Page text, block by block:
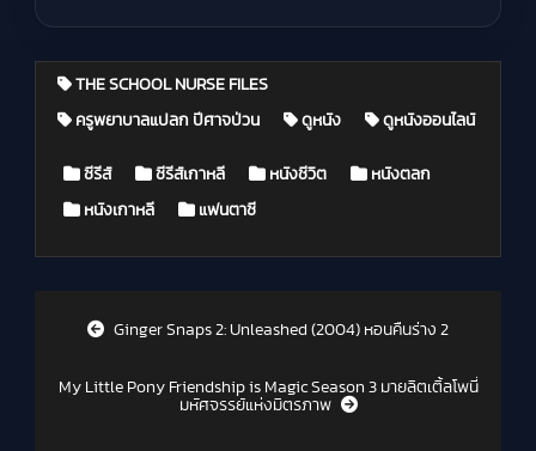
THE SCHOOL NURSE FILES
ครูพยาบาลแปลก ปีศาจป่วน ดูหนัง ดูหนังออนไลน์
Posted in
ซีรีส์ ซีรีส์เกาหลี หนังชีวิต หนังตลก
หนังเกาหลี แฟนตาซี
Post navigationGinger Snaps 2: Unleashed (2004) หอนคืนร่าง 2
My Little Pony Friendship is Magic Season 3 มายลิตเติ้ลโพนี่
มหัศจรรย์แห่งมิตรภาพ